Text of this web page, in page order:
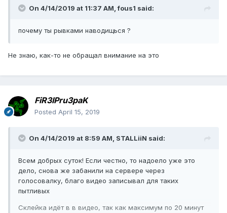
On 4/14/2019 at 11:37 AM,fous1 said:
почему ты рывками наводищься ?
Не знаю, как-то не обращал внимание на это
FiR3IPru3paK
Posted April 15, 2019
On 4/14/2019 at 8:59 AM, STALLiiN said:
Всем добрых суток! Если честно, то надоело уже это
дело, снова же забанили на сервере через
голосовалку, благо видео записывал для таких
пытливых
Склейка идёт в в видео, так как максимум по 20 минут